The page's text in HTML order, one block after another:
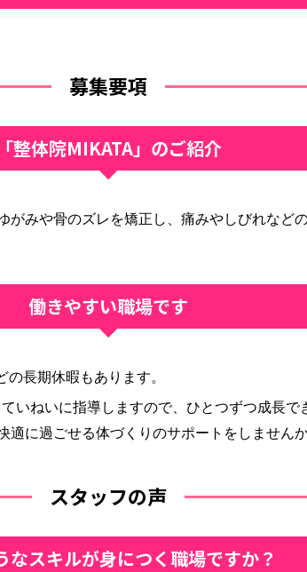
募集要項
「整体院MIKATA」のご紹介
がみや骨のズレを矯正し、痛みやしびれなど
働きやすい職場です
長期休暇もあります。
いねいに指導しますので、ひとつずつ成長で
適に過ごせる体づくりのサポートをしません
スタッフの声
なスキルが身につく職場ですか？